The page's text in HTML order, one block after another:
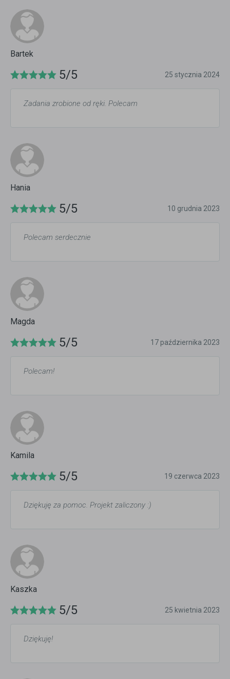
Bartek
5/5 25 stycznia 2024
Zadania zrobione od ręki. Polecam
Hania
5/5 10 grudnia 2023
Polecam serdecznie
Magda
5/5 17 października 2023
Polecam!
Kamila
5/5 19 czerwca 2023
Dziękuję za pomoc. Projekt zaliczony :)
Kaszka
5/5 25 kwietnia 2023
Dziękuję!